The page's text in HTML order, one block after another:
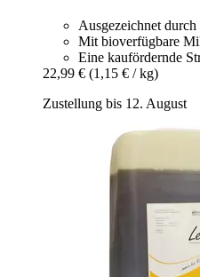
Ausgezeichnet
Mit bioverfügbare
Eine kaufördernde
22,99 € (1,15 € / kg)
Zustellung bis 12. August